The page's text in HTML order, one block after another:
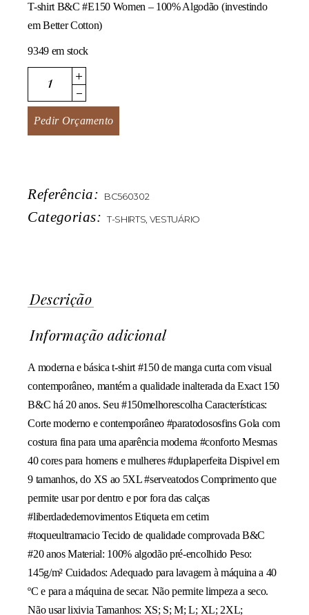
T-shirt B&C #E150 Women – 100% Algodão (investindo
em Better Cotton)
9349 em stock
#E150 Women quantity
Pedir Orçamento
Referência: BC560302
Categorias: T-SHIRTS, VESTUÁRIO
Descrição
Informação adicional
A moderna e básica t-shirt #150 de manga curta com visual
contemporâneo, mantém a qualidade inalterada da Exact 150
B&C há 20 anos. Seu #150melhorescolha Características:
Corte moderno e contemporâneo #paratodososfins Gola com
costura fina para uma aparência moderna #conforto Mesmas
40 cores para homens e mulheres #duplaperfeita Dispivel em
9 tamanhos, do XS ao 5XL #serveatodos Comprimento que
permite usar por dentro e por fora das calças
#liberdadedemovimentos Etiqueta em cetim
#toqueultramacio Tecido de qualidade comprovada B&C
#20 anos Material: 100% algodão pré-encolhido Peso:
145g/m² Cuidados: Adequado para lavagem à máquina a 40
ºC e para a máquina de secar. Não permite limpeza a seco.
Não usar lixivia Tamanhos: XS; S; M; L; XL; 2XL;